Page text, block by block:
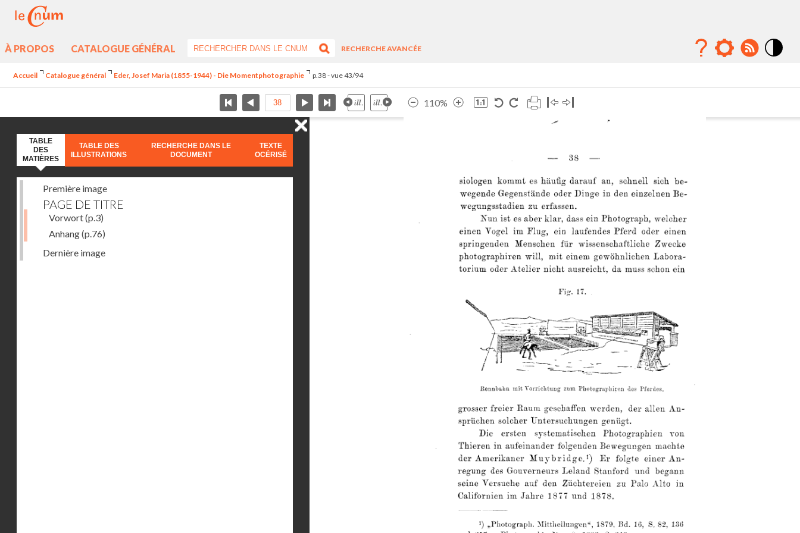
À PROPOS CATALOGUE GÉNÉRAL
RECHERCHE AVANCÉE
Accueil Catalogue général Eder, Josef Maria (1855-1944) - Die Momentphotographie p.38 - vue 43/94
110%
TABLE
DES
MATIÈRES
TABLE DES
ILLUSTRATIONS
RECHERCHE DANS LE
DOCUMENT
TEXTE
OCÉRISÉ
Première image
PAGE DE TITRE
Vorwort(p.3)
Anhang(p.76)
Dernière image